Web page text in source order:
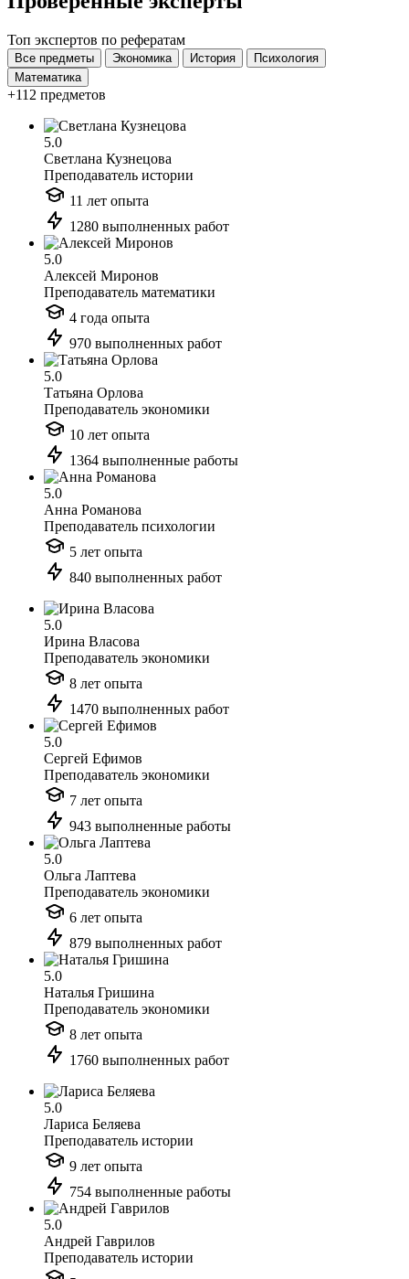
Топ экспертов по рефератам
Все предметы Экономика История
Психология
Математика
+112 предметов
5.0
Светлана Кузнецова
Преподаватель истории
11 лет опыта
1280 выполненных работ
5.0
Алексей Миронов
Преподаватель математики
4 года опыта
970 выполненных работ
5.0
Татьяна Орлова
Преподаватель экономики
10 лет опыта
1364 выполненные работы
5.0
Анна Романова
Преподаватель психологии
5 лет опыта
840 выполненных работ
5.0
Ирина Власова
Преподаватель экономики
8 лет опыта
1470 выполненных работ
5.0
Сергей Ефимов
Преподаватель экономики
7 лет опыта
943 выполненные работы
5.0
Ольга Лаптева
Преподаватель экономики
6 лет опыта
879 выполненных работ
5.0
Наталья Гришина
Преподаватель экономики
8 лет опыта
1760 выполненных работ
5.0
Лариса Беляева
Преподаватель истории
9 лет опыта
754 выполненные работы
5.0
Андрей Гаврилов
Преподаватель истории